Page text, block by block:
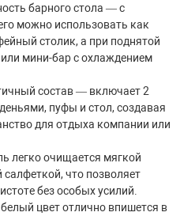
барного стола — с
можно использовать как
столик, а при поднятой
мини-бар с охлаждением
состав — включает 2
пуфы и стол, создавая
для отдыха компании или
легко очищается мягкой
что позволяет
без особых усилий.
цвет отлично впишется в